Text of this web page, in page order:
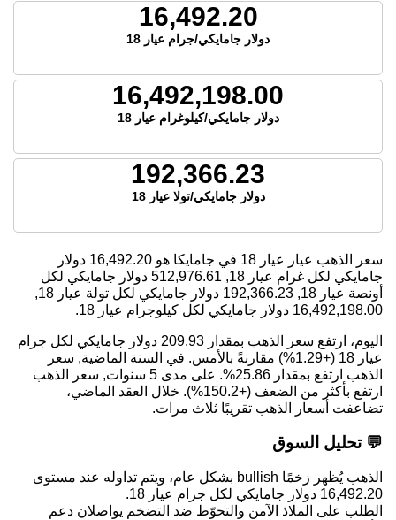
16,492.20
دولار جامايكي/جرام عيار 18
16,492,198.00
دولار جامايكي/كيلوغرام عيار 18
192,366.23
دولار جامايكي/تولا عيار 18
سعر الذهب عيار عيار 18 في جامايكا هو 16,492.20 دولار
جامايكي لكل غرام عيار 18,
512,976.61 دولار جامايكي لكل
أونصة عيار 18,
192,366.23 دولار جامايكي لكل تولة عيار 18,
16,492,198.00 دولار جامايكي لكل كيلوجرام عيار 18.
اليوم، ارتفع سعر الذهب بمقدار 209.93 دولار جامايكي لكل جرام
عيار 18 (+1.29%) مقارنةً بالأمس. في السنة الماضية, سعر
الذهب ارتفع بمقدار 25.86%. على مدى 5 سنوات, سعر الذهب
ارتفع بأكثر من الضعف (+150.2%). خلال العقد الماضي،
تضاعفت أسعار الذهب تقريبًا ثلاث مرات.
💬 تحليل السوق
الذهب يُظهر زخمًا bullish بشكل عام، ويتم تداوله عند مستوى
16,492.20 دولار جامايكي لكل جرام عيار 18.
الطلب على الملاذ الآمن والتحوّط ضد التضخم يواصلان دعم